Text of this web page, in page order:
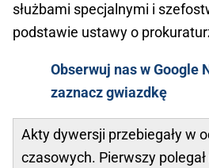
służbami specjalnymi i
podstawie ustawy o
Obserwuj nas w Google
zaznacz gwiazdkę
Akty dywersji przebiegały w
czasowych. Pierwszy